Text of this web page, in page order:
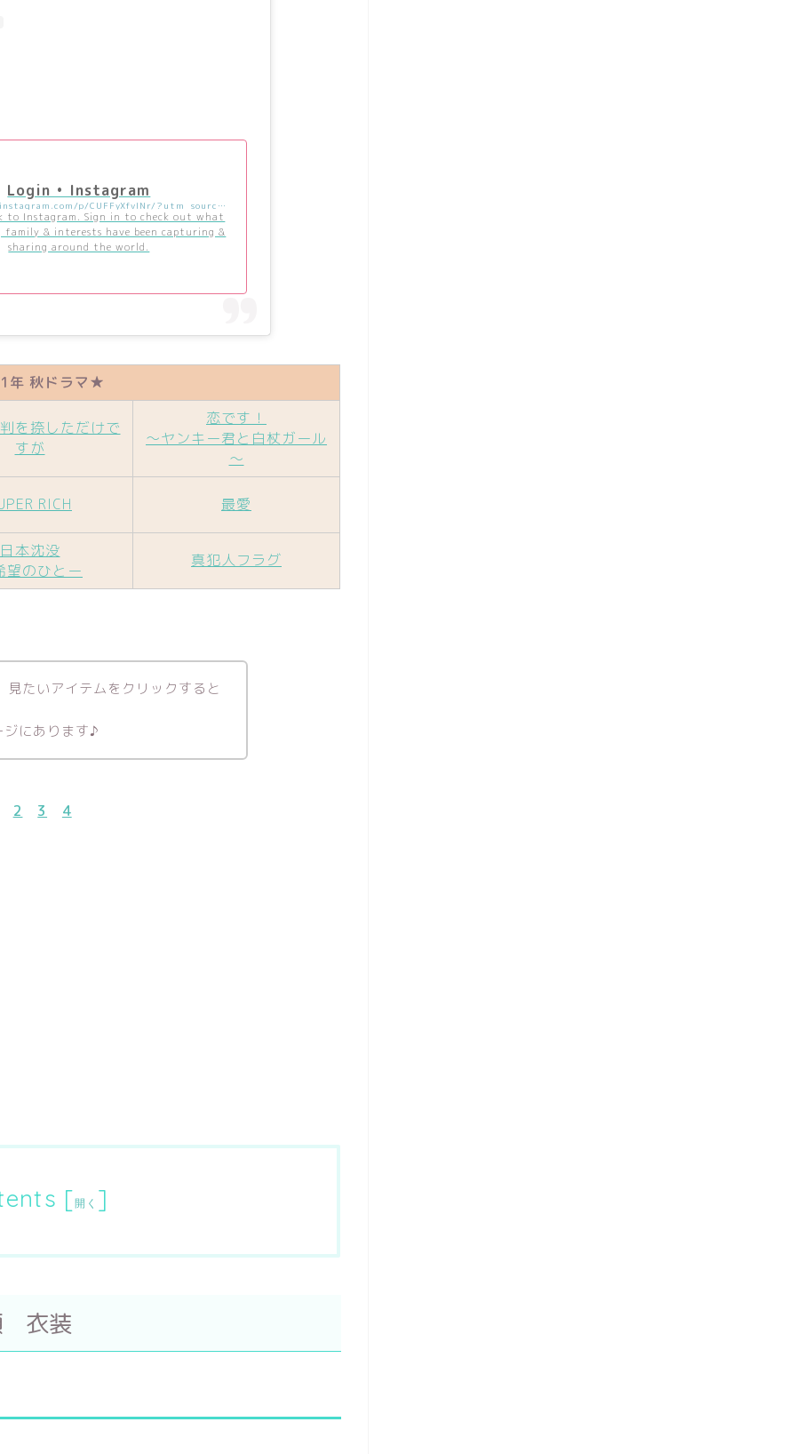
Login • Instagram
https://www.instagram.com/p/CUFFyXfvlNr/?utm_source=ig_embed&utm_campaign=loading
to Instagram. Sign in to check out what
& interests have been capturing &
sharing around the world.
秋ドラマ★
を捺しただけで
すが
恋です！
～ヤンキー君と白杖ガール
～
RICH 最愛
日本沈没
望のひとー
真犯人フラグ
たいアイテムをクリックすると
にあります♪
2 3 4
[開く ]
衣装